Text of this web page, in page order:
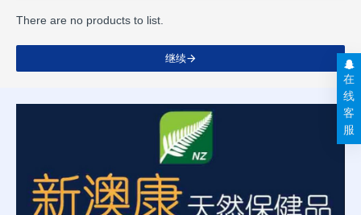
There are no products to list.
继续
在
线
客
服